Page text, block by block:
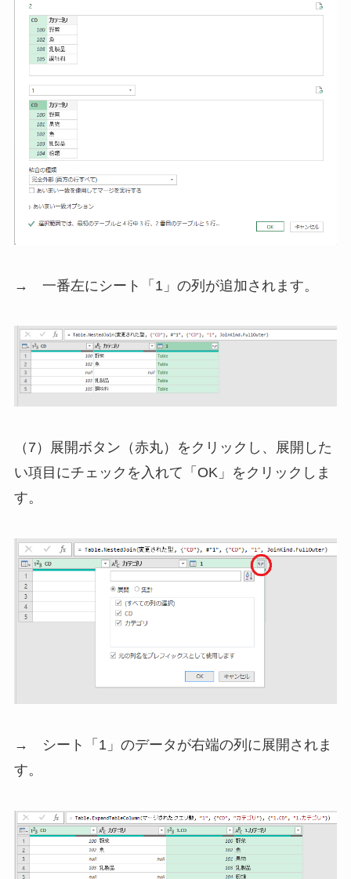
→ 一番左にシート「1」の列が追加されます。
（7）展開ボタン（赤丸）をクリックし、展開した
い項目にチェックを入れて「OK」をクリックしま
す。
→ シート「1」のデータが右端の列に展開されま
す。